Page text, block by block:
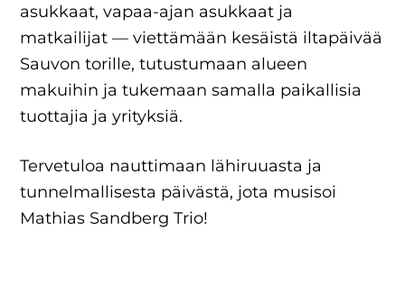
asukkaat, vapaa-ajan asukkaat ja
matkailijat — viettämään kesäistä iltapäivää
Sauvon torille, tutustumaan alueen
makuihin ja tukemaan samalla paikallisia
tuottajia ja yrityksiä.
Tervetuloa nauttimaan lähiruuasta ja
tunnelmallisesta päivästä, jota musisoi
Mathias Sandberg Trio!